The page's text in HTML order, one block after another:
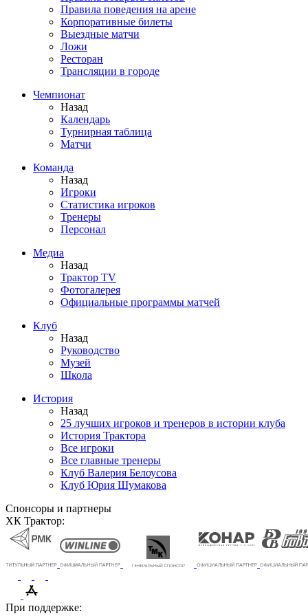
Правила поведения на арене
Корпоративные билеты
Выездные матчи
Ложи
Ресторан
Трансляции в городе
Чемпионат
Назад
Календарь
Турнирная таблица
Матчи
Команда
Назад
Игроки
Статистика игроков
Тренеры
Персонал
Медиа
Назад
Трактор TV
Фотогалерея
Официальные программы матчей
Клуб
Назад
Руководство
Музей
Школа
История
Назад
25 лучших игроков и тренеров в истории клуба
История Трактора
Все игроки
Все главные тренеры
Клуб Валерия Белоусова
Клуб Юрия Шумакова
Спонсоры и партнеры
ХК Трактор:
При поддержке: